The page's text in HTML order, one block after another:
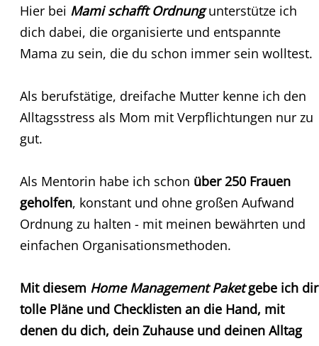
Hier bei Mami schafft Ordnungunterstütze ich
dich dabei, die organisierte und entspannte
Mama zu sein, die du schon immer sein wolltest.
Als berufstätige, dreifache Mutter kenne ich den
Alltagsstress als Mom mit Verpflichtungen nur zu
gut.
Als Mentorin habe ich schon über 250 Frauen
geholfen, konstant und ohne großen Aufwand
Ordnung zu halten - mit meinen bewährten und
einfachen Organisationsmethoden.
Mit diesem Home Management Paketgebe ich dir
tolle Pläne und Checklisten an die Hand, mit
denen du dich, dein Zuhause und deinen Alltag